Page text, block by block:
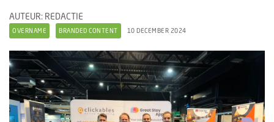
Interviews
Ondernemen
AUTEUR: REDACTIE
OVERNAME BRANDED CONTENT 10 DECEMBER 2024